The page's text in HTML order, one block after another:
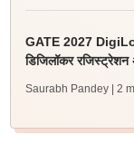
GATE 2027
डिजिलॉकर
Saurabh Pandey | 2